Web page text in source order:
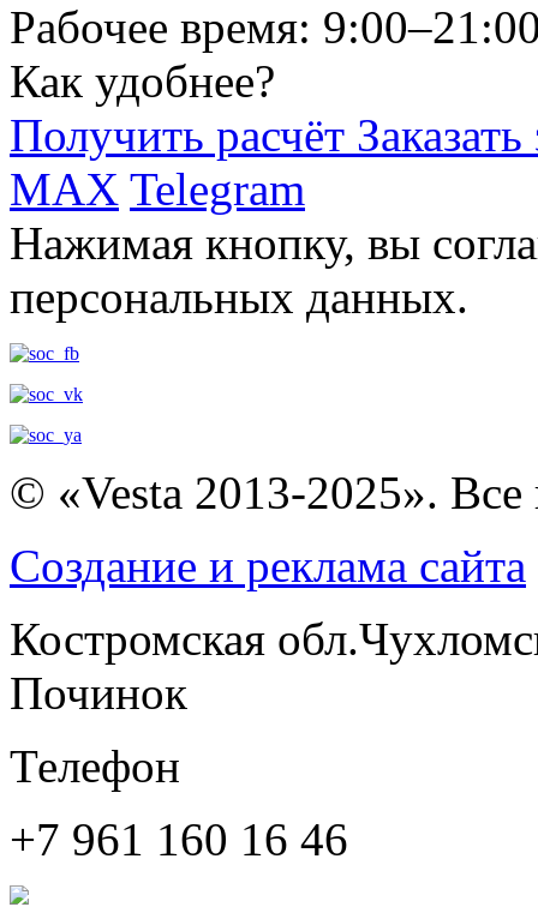
Рабочее время:
Как удобнее?
Получить расчёт
MAX Telegram
Нажимая кнопку, вы
персональных данных.
© «Vesta 2013-2025».
Создание и реклама сайта
Костромская
Починок
Телефон
+7 961 160 16 46